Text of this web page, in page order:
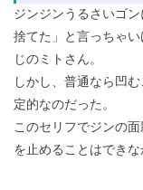
ジンジンうるさいゴ
捨てた」と言っちゃ
じのミトさん。
しかし、普通なら凹
定的なのだった。
このセリフでジンの
を止めることはできな